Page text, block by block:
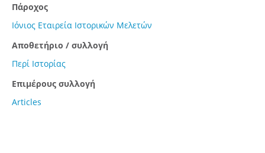
Πάροχος
Ιόνιος Εταιρεία Ιστορικών Μελετών
Αποθετήριο / συλλογή
Περί Ιστορίας
Επιμέρους συλλογή
Articles